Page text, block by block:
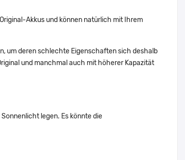
Akkus und können natürlich mit Ihrem
um deren schlechte Eigenschaften sich deshalb
und manchmal auch mit höherer Kapazität
legen. Es könnte die